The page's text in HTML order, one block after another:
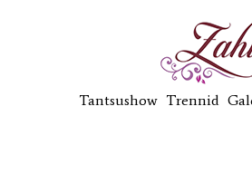
Tantsushow Trennid